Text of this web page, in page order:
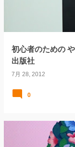
初心者のための
出版社
7月 28, 2012
0